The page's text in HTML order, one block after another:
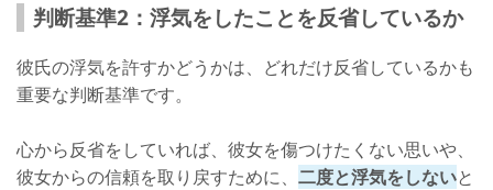
判断基準2：浮気をしたことを反省しているか
彼氏の浮気を許すかどうかは、どれだけ反省しているかも
重要な判断基準です。
心から反省をしていれば、彼女を傷つけたくない思いや、
彼女からの信頼を取り戻すために、 二度と浮気をしないと